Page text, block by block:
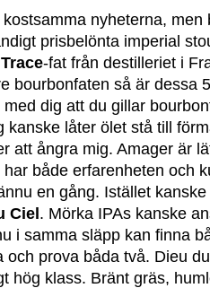
nyheterna, men
prisbelönta imperial
-fat från destilleriet i
bourbonfaten så är dessa
dig att du gillar
kanske låter ölet stå till
att ångra mig. Amager är
både erfarenheten och
en gång. Istället
Ciel . Mörka IPAs kanske
i samma släpp kan finna
och prova båda två. Dieu
hög klass. Bränt gräs,